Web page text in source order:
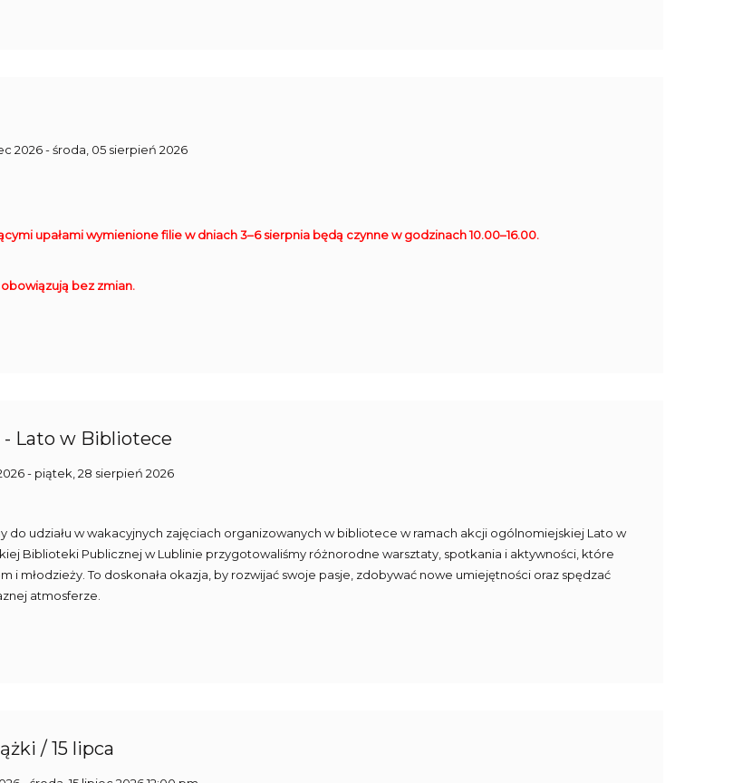
2026- środa, 05 sierpień 2026
upałami wymienione filie w dniach 3–6 sierpnia będą czynne w godzinach 10.00–16.00.
bez zmian.
Lato w Bibliotece
- piątek, 28 sierpień 2026
do udziału w wakacyjnych zajęciach organizowanych w bibliotece w ramach akcji ogólnomiejskiej Lato w
Biblioteki Publicznej w Lublinie przygotowaliśmy różnorodne warsztaty, spotkania i aktywności, które
i młodzieży. To doskonała okazja, by rozwijać swoje pasje, zdobywać nowe umiejętności oraz spędzać
atmosferze.
/ 15 lipca